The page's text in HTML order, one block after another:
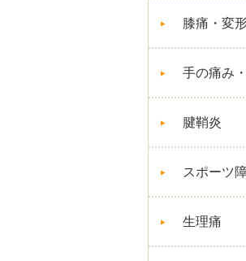
膝痛・変
手の痛み
腱鞘炎
スポーツ
生理痛